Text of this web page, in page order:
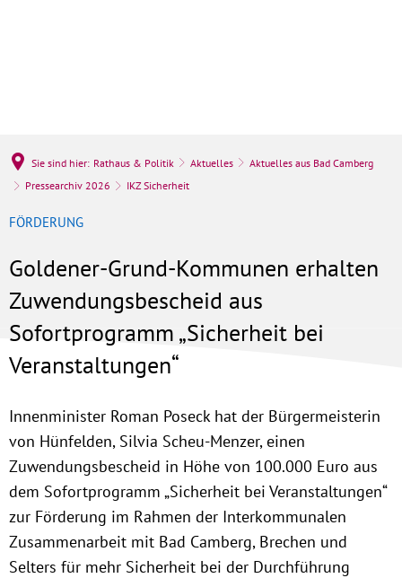
Sie sind hier: Rathaus & Politik Aktuelles
Aktuelles aus Bad Camberg
Pressearchiv 2026
IKZ Sicherheit
FÖRDERUNG
Goldener-Grund-Kommunen erhalten
Zuwendungsbescheid aus
Sofortprogramm „Sicherheit bei
Veranstaltungen“
Innenminister Roman Poseck hat der Bürgermeisterin
von Hünfelden, Silvia Scheu-Menzer, einen
Zuwendungsbescheid in Höhe von 100.000 Euro aus
dem Sofortprogramm „Sicherheit bei Veranstaltungen“
zur Förderung im Rahmen der Interkommunalen
Zusammenarbeit mit Bad Camberg, Brechen und
Selters für mehr Sicherheit bei der Durchführung